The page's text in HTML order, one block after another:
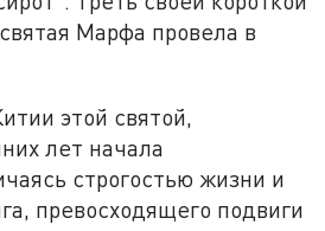
Марфа провела в
этой святой,
лет начала
строгостью жизни и
превосходящего подвиги